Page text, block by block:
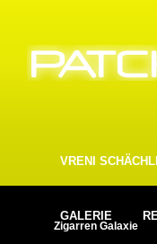
VRENI
GALERIE
Zigarren Galaxie